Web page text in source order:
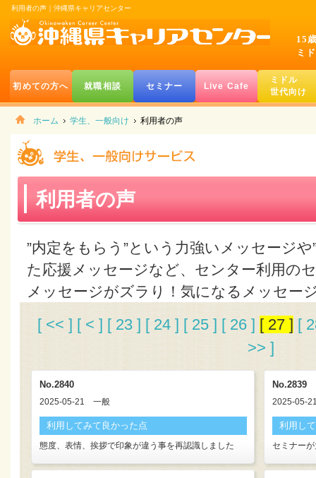
利用者の声｜沖縄県キャリアセンター
15
ミ
初めての方へ 就職相談 セミナー Live Cafe
ミドル
世代向け
ホーム 学生、一般向け 利用者の声
利用者の声
”内定をもらう”という力強いメッセージ
た応援メッセージなど、センター利用の
メッセージがズラり！気になるメッセー
[ << ] [ < ] [ 23 ] [ 24 ] [ 25 ] [ 26 ] [ 27 ] [
>> ]
No.2840
2025-05-21 一般
利用してみて良かった点
態度、表情、挨拶で印象が違う事を再認識しました
No.2839
2025-05-
利用し
セミナー